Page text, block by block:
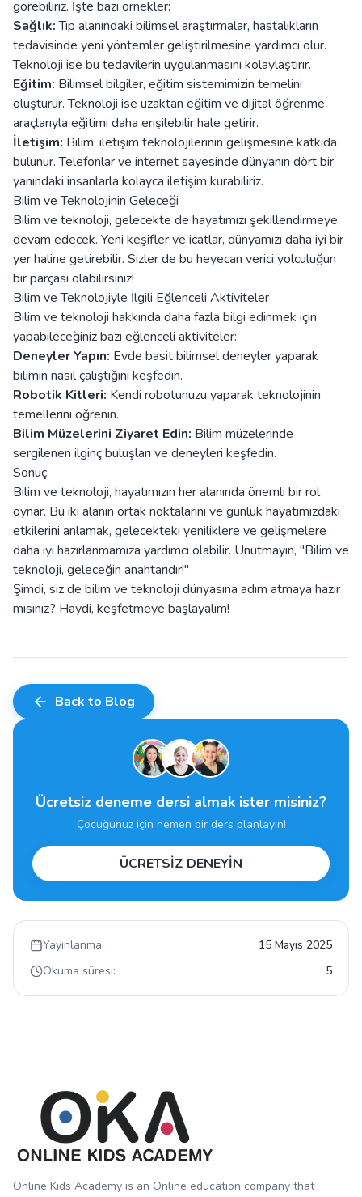
görebiliriz. İşte bazı örnekler:
Sağlık:Tıp alanındaki bilimsel araştırmalar, hastalıkların
tedavisinde yeni yöntemler geliştirilmesine yardımcı olur.
Teknoloji ise bu tedavilerin uygulanmasını kolaylaştırır.
Eğitim: Bilimsel bilgiler, eğitim sistemimizin temelini
oluşturur. Teknoloji ise uzaktan eğitim ve dijital öğrenme
araçlarıyla eğitimi daha erişilebilir hale getirir.
İletişim: Bilim, iletişim teknolojilerinin gelişmesine katkıda
bulunur. Telefonlar ve internet sayesinde dünyanın dört bir
yanındaki insanlarla kolayca iletişim kurabiliriz.
Bilim ve Teknolojinin Geleceği
Bilim ve teknoloji, gelecekte de hayatımızı şekillendirmeye
devam edecek. Yeni keşifler ve icatlar, dünyamızı daha iyi bir
yer haline getirebilir. Sizler de bu heyecan verici yolculuğun
bir parçası olabilirsiniz!
Bilim ve Teknolojiyle İlgili Eğlenceli Aktiviteler
Bilim ve teknoloji hakkında daha fazla bilgi edinmek için
yapabileceğiniz bazı eğlenceli aktiviteler:
Deneyler Yapın: Evde basit bilimsel deneyler yaparak
bilimin nasıl çalıştığını keşfedin.
Robotik Kitleri: Kendi robotunuzu yaparak teknolojinin
temellerini öğrenin.
Bilim Müzelerini Ziyaret Edin: Bilim müzelerinde
sergilenen ilginç buluşları ve deneyleri keşfedin.
Sonuç
Bilim ve teknoloji, hayatımızın her alanında önemli bir rol
oynar. Bu iki alanın ortak noktalarını ve günlük hayatımızdaki
etkilerini anlamak, gelecekteki yeniliklere ve gelişmelere
daha iyi hazırlanmamıza yardımcı olabilir. Unutmayın, "Bilim ve
teknoloji, geleceğin anahtarıdır!"
Şimdi, siz de bilim ve teknoloji dünyasına adım atmaya hazır
mısınız? Haydi, keşfetmeye başlayalım!
Back to Blog
Ücretsiz deneme dersi almak ister misiniz?
Çocuğunuz için hemen bir ders planlayın!
ÜCRETSİZ DENEYİN
Yayınlanma:
15 Mayıs 2025
Okuma süresi:
5
Online Kids Academy is an Online education company that